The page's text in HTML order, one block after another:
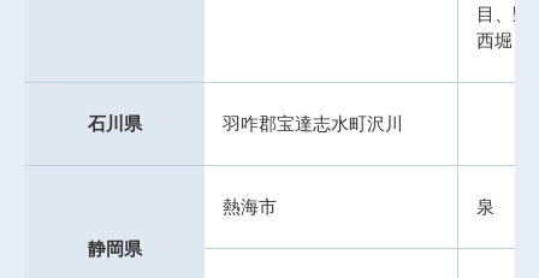
目、野
西堀１
石川県 羽咋郡宝達志水町沢川
静岡県
熱海市 泉